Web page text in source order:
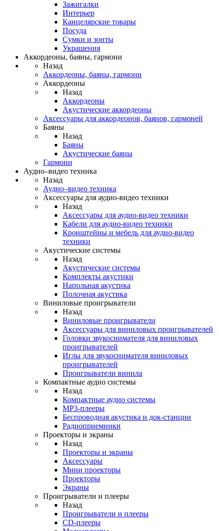
Зажигалки
Интерьер
Канцелярские товары
Посуда
Сумки и зонты
Украшения
Аккордеоны, баяны, гармони
Назад
Аккордеоны, баяны, гармони
Аккордеоны
Назад
Аккордеоны
Акустические аккордеоны
Аксессуары для аккордеонов, баянов, гармоней
Баяны
Назад
Баяны
Акустические баяны
Гармони
Аудио–видео техника
Назад
Аудио–видео техника
Аксессуары для аудио-видео техники
Назад
Аксессуары для аудио-видео техники
Кабели для аудио-видео техники
Кронштейны и мебель для аудио-видео
техники
Акустические системы
Назад
Акустические системы
Комплекты акустики
Напольная акустика
Полочная акустика
Виниловые проигрыватели
Назад
Виниловые проигрыватели
Аксессуары для виниловых проигрывателей
Головки звукоснимателя для виниловых
проигрывателей
Иглы для звукоснимателя виниловых
проигрывателей
Проигрыватели винила
Компактные аудио системы
Назад
Компактные аудио системы
MP3-плееры
Беспроводная акустика и док-станции
Радиоприемники
Проекторы и экраны
Назад
Проекторы и экраны
Аксессуары
Мини проекторы
Проекторы
Экраны
Проигрыватели и плееры
Назад
Проигрыватели и плееры
CD-плееры